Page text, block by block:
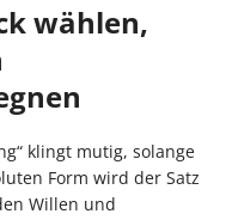
wählen,
klingt mutig, solange
Form wird der Satz
Willen und